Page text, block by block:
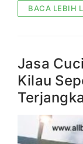
BACA LEBIH
Jasa
Kilau